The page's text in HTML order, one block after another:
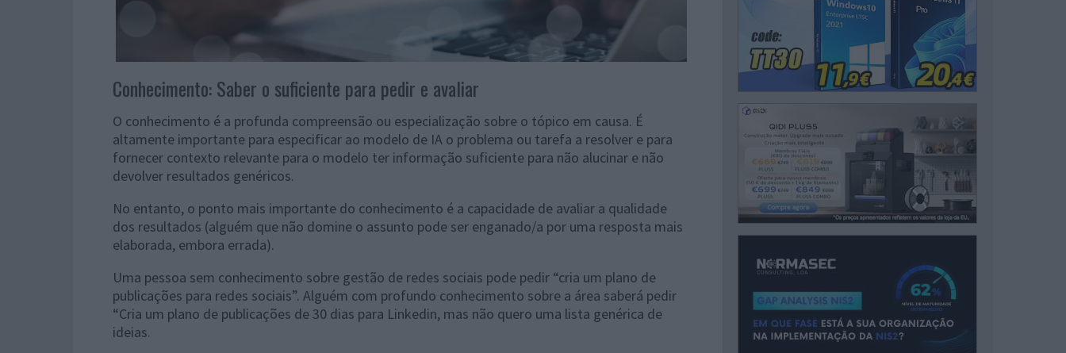
Conhecimento: Saber o suficiente para pedir e avaliar
O conhecimento é a profunda compreensão ou especialização sobre o tópico em causa. É
altamente importante para especificar ao modelo de IA o problema ou tarefa a resolver e para
fornecer contexto relevante para o modelo ter informação suficiente para não alucinar e não
devolver resultados genéricos.
No entanto, o ponto mais importante do conhecimento é a capacidade de avaliar a qualidade
dos resultados (alguém que não domine o assunto pode ser enganado/a por uma resposta mais
elaborada, embora errada).
Uma pessoa sem conhecimento sobre gestão de redes sociais pode pedir “cria um plano de
publicações para redes sociais”. Alguém com profundo conhecimento sobre a área saberá pedir
“Cria um plano de publicações de 30 dias para Linkedin, mas não quero uma lista genérica de
ideias.